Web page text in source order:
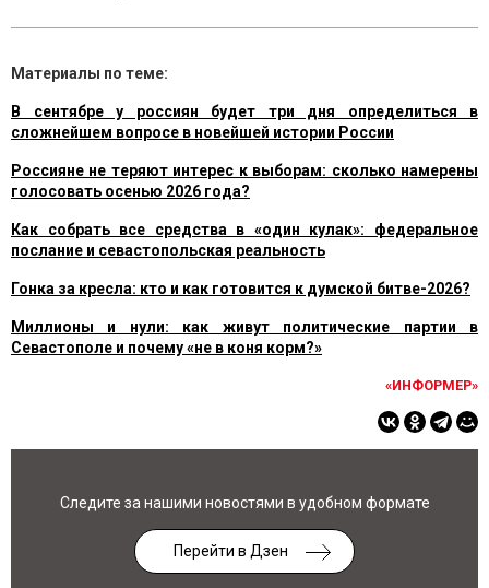
Материалы по теме:
В сентябре у россиян будет три дня определиться в
сложнейшем вопросе в новейшей истории России
Россияне не теряют интерес к выборам: сколько намерены
голосовать осенью 2026 года?
Как собрать все средства в «один кулак»: федеральное
послание и севастопольская реальность
Гонка за кресла: кто и как готовится к думской битве-2026?
Миллионы и нули: как живут политические партии в
Севастополе и почему «не в коня корм?»
«ИНФОРМЕР»
Следите за нашими новостями в удобном формате
Перейти в Дзен